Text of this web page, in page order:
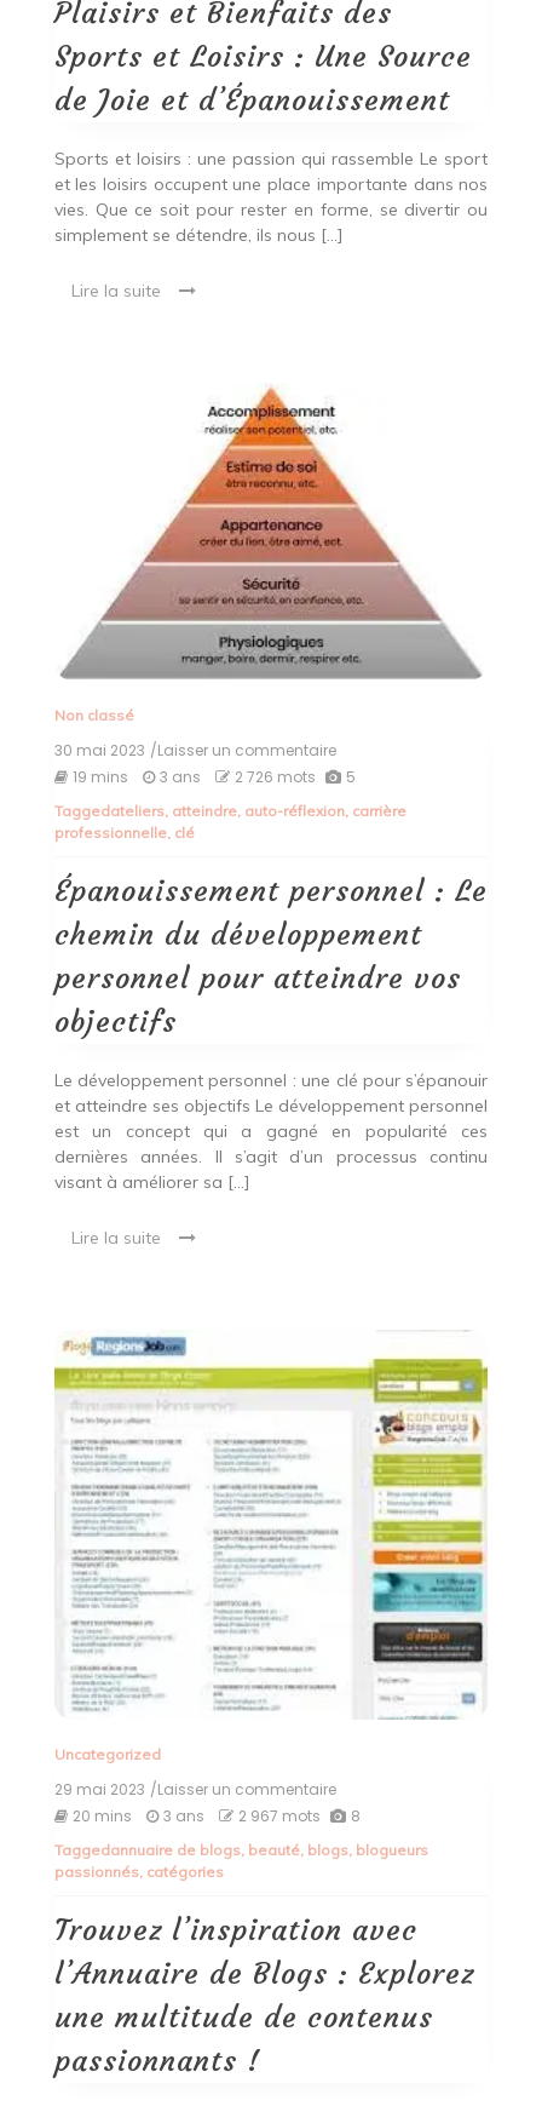
Loisirs
:
Une
Source
de
et
d’Épanouissement
Plaisirs et Bienfaits des
Sports et Loisirs : Une Source
de Joie et d’Épanouissement
Sports et loisirs : une passion qui rassemble Le sport
et les loisirs occupent une place importante dans nos
vies. Que ce soit pour rester en forme, se divertir ou
simplement se détendre, ils nous […]
Lire la suite
Non classé
30 mai 2023 /Laisser un commentaireon
Épanouissement
:
développement
pour
atteindre
vos
19 mins 3 ans 2 726 mots 5
Taggedateliers, atteindre, auto-réflexion, carrière
professionnelle, clé
Épanouissement personnel : Le
chemin du développement
personnel pour atteindre vos
objectifs
Le développement personnel : une clé pour s’épanouir
et atteindre ses objectifs Le développement personnel
est un concept qui a gagné en popularité ces
dernières années. Il s’agit d’un processus continu
visant à améliorer sa […]
Lire la suite
Uncategorized
29 mai 2023 /Laisser un commentaireon
Trouvez
avec
:
Explorez
une
multitude
de
20 mins 3 ans 2 967 mots 8
Taggedannuaire de blogs, beauté, blogs, blogueurs
passionnés, catégories
Trouvez l’inspiration avec
l’Annuaire de Blogs : Explorez
une multitude de contenus
passionnants !